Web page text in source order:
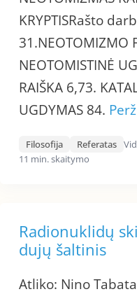
KRYPTISRašto
31.NEOTOMIZMO
NEOTOMISTINĖ
RAIŠKA 6,73.
UGDYMAS 84.
Filosofija Referatas
11 min. skaitymo
Radionuklidų
dujų šaltinis
Atliko: Nino